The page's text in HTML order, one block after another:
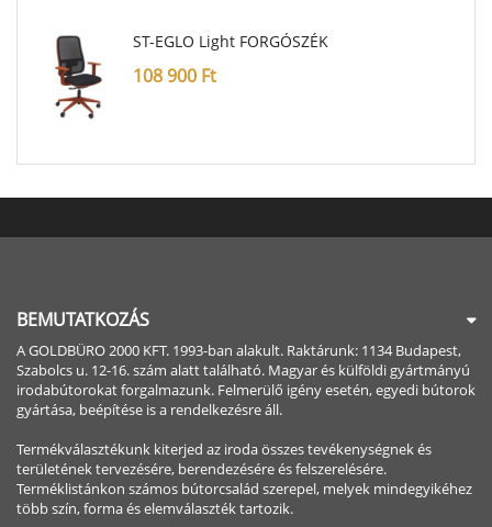
ST-EGLO Light FORGÓSZÉK
108 900 Ft
BEMUTATKOZÁS
A GOLDBÜRO 2000 KFT. 1993-ban alakult. Raktárunk: 1134 Budapest,
Szabolcs u. 12-16. szám alatt található. Magyar és külföldi gyártmányú
irodabútorokat forgalmazunk. Felmerülő igény esetén, egyedi bútorok
gyártása, beépítése is a rendelkezésre áll.
Termékválasztékunk kiterjed az iroda összes tevékenységnek és
területének tervezésére, berendezésére és felszerelésére.
Terméklistánkon számos bútorcsalád szerepel, melyek mindegyikéhez
több szín, forma és elemválaszték tartozik.